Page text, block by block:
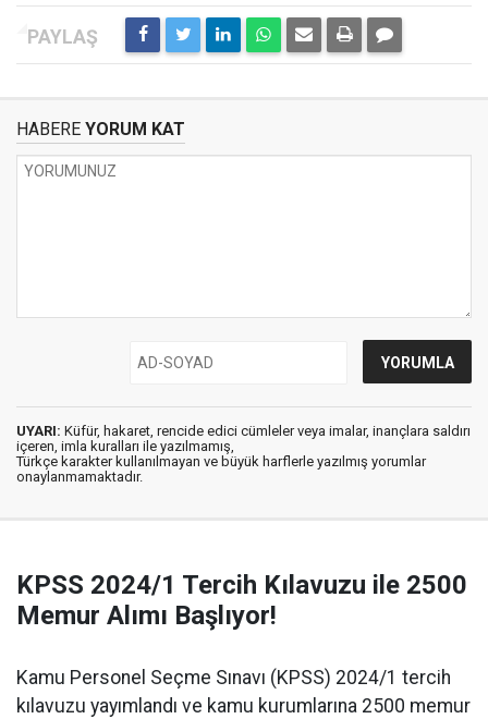
HABERE YORUM KAT
UYARI: Küfür, hakaret, rencide edici cümleler veya imalar, inançlara saldırı
içeren, imla kuralları ile yazılmamış,
Türkçe karakter kullanılmayan ve büyük harflerle yazılmış yorumlar
onaylanmamaktadır.
KPSS 2024/1 Tercih Kılavuzu ile 2500
Memur Alımı Başlıyor!
Kamu Personel Seçme Sınavı (KPSS) 2024/1 tercih
kılavuzu yayımlandı ve kamu kurumlarına 2500 memur